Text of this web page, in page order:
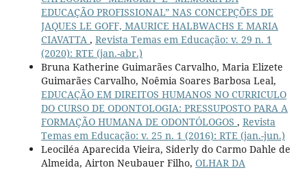
EDUCAÇÃO PROFISSIONAL” NAS CONCEPÇÕES DE
JAQUES LE GOFF, MAURICE HALBWACHS E MARIA
CIAVATTA , Revista Temas em Educação: v. 29 n. 1
(2020): RTE (jan.-abr.)
Bruna Katherine Guimarães Carvalho, Maria Elizete
Guimarães Carvalho, Noêmia Soares Barbosa Leal,
EDUCAÇÃO EM DIREITOS HUMANOS NO CURRICULO
DO CURSO DE ODONTOLOGIA: PRESSUPOSTO PARA A
FORMAÇÃO HUMANA DE ODONTÓLOGOS , Revista
Temas em Educação: v. 25 n. 1 (2016): RTE (jan.-jun.)
Leociléa Aparecida Vieira, Siderly do Carmo Dahle de
Almeida, Airton Neubauer Filho, OLHAR DA